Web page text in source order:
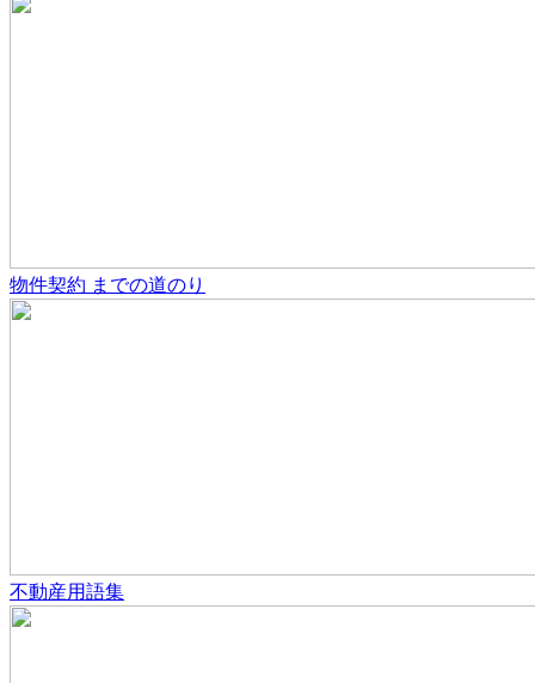
物件契約 までの道のり
不動産用語集